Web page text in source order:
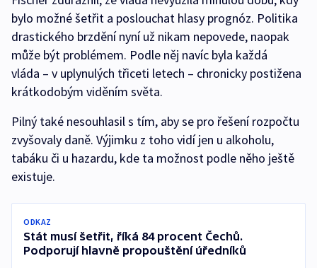
bylo možné šetřit a poslouchat hlasy prognóz. Politika
drastického brzdění nyní už nikam nepovede, naopak
může být problémem. Podle něj navíc byla každá
vláda – v uplynulých třiceti letech – chronicky postižena
krátkodobým viděním světa.
Pilný také nesouhlasil s tím, aby se pro řešení rozpočtu
zvyšovaly daně. Výjimku z toho vidí jen u alkoholu,
tabáku či u hazardu, kde ta možnost podle něho ještě
existuje.
ODKAZ
Stát musí šetřit, říká 84 procent Čechů.
Podporují hlavně propouštění úředníků